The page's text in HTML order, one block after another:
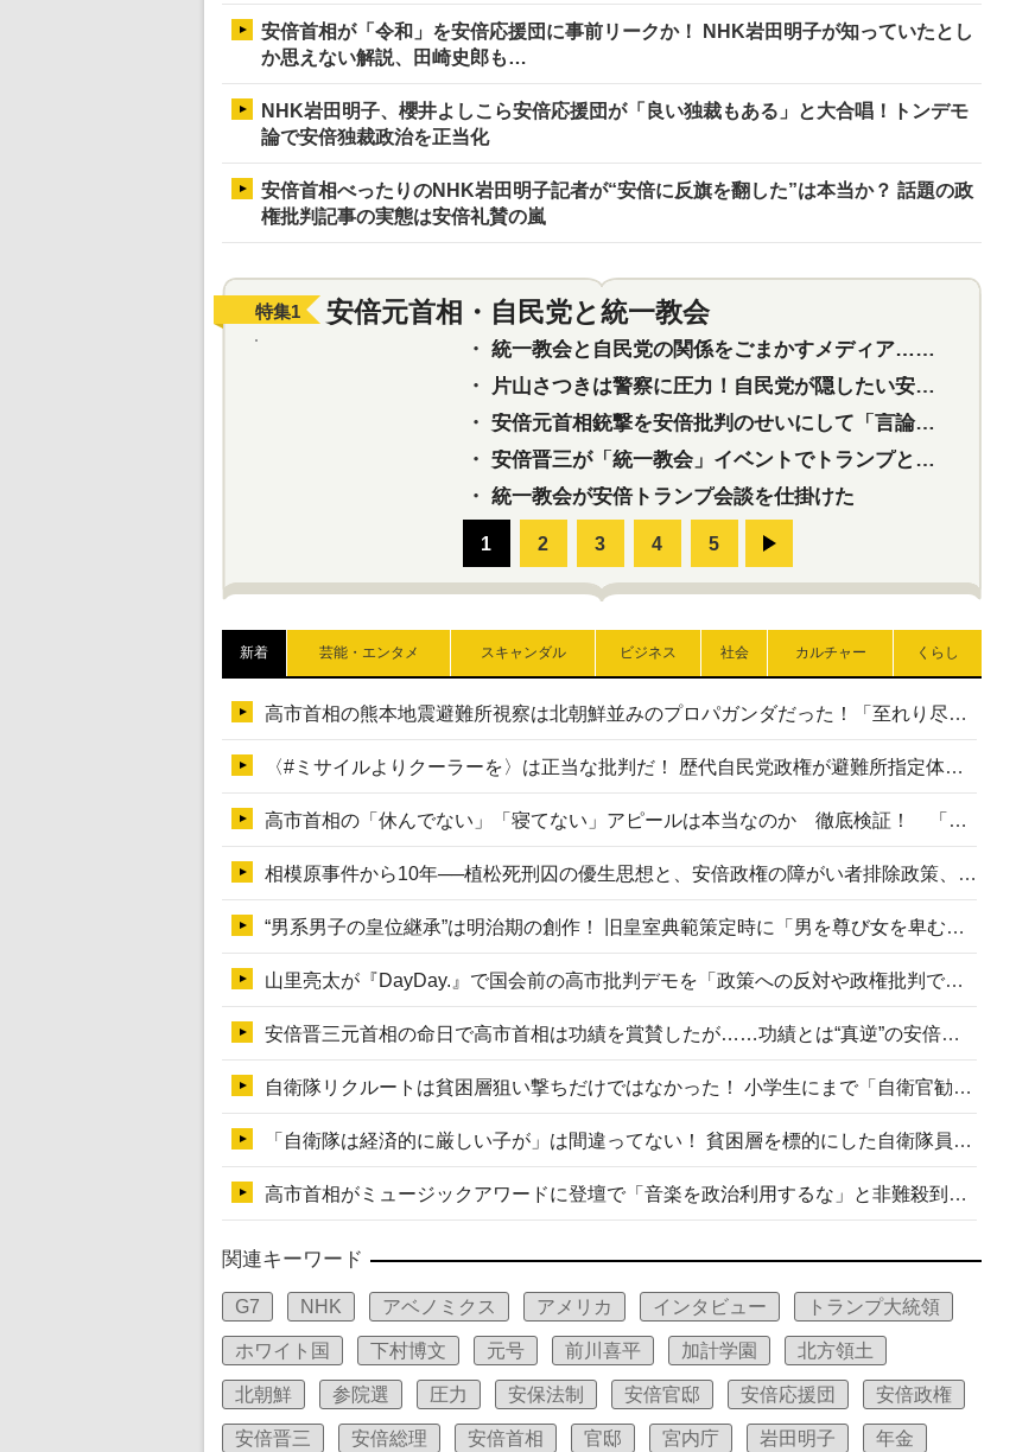
安倍首相が「令和」を安倍応援団に事前リークか！ NHK岩田明子が知っていたとし
か思えない解説、田崎史郎も…
NHK岩田明子、櫻井よしこら安倍応援団が「良い独裁もある」と大合唱！トンデモ
論で安倍独裁政治を正当化
安倍首相べったりのNHK岩田明子記者が“安倍に反旗を翻した”は本当か？ 話題の政
権批判記事の実態は安倍礼賛の嵐
特集1 安倍元首相・自民党と統一教会
・ 統一教会と自民党の関係をごまかすメディア…民放は有田芳生に発言自粛を要求
・
片山さつきは警察に圧力！自民党が隠したい安倍元首相と統一教会の深い関係
・ 安倍元首相銃撃を安倍批判のせいにして「言論封殺」に利用する自民党応援団
・ 安倍晋三が「統一教会」イベントでトランプと演説！同性婚や夫婦別姓を攻撃
・ 統一教会が安倍トランプ会談を仕掛けた
新着 芸能・エンタメ スキャンダル ビジネス 社会 カルチャー くらし
高市首相の熊本地震避難所視察は北朝鮮並みのプロパガンダだった！「至れり尽くせり」の選ばれた避難所の一方で実態は…
〈#ミサイルよりクーラーを〉は正当な批判だ！ 歴代自民党政権が避難所指定体育館へのエアコン設置を遅らせてきた客観的事実
高市首相の「休んでない」「寝てない」アピールは本当なのか 徹底検証！ 「資料読み込み」「アイロンがけ」も矛盾だらけ…
相模原事件から10年──植松死刑囚の優生思想と、安倍政権の障がい者排除政策、右派勢力の差別主義との関係を改めて問う
“男系男子の皇位継承”は明治期の創作！ 旧皇室典範策定時に「男を尊び女を卑むの慣習、人民の脳髄」とトンデモ論で女性天皇を否定
山里亮太が『DayDay.』で国会前の高市批判デモを「政策への反対や政権批判でない」と捻じ曲げ解説 デモ参加者から批判殺到
安倍晋三元首相の命日で高市首相は功績を賞賛したが……功績とは“真逆”の安倍元首相のトンデモ発言を振り返る
自衛隊リクルートは貧困層狙い撃ちだけではなかった！ 小学生にまで「自衛官勧誘」目的のパンフレット作成
「自衛隊は経済的に厳しい子が」は間違ってない！ 貧困層を標的にした自衛隊員募集、やす子、山上被告も…日本でも進む“経済的徴兵制”
高市首相がミュージックアワードに登壇で「音楽を政治利用するな」と非難殺到！ MAJの国策的本質を批判する声も
関連キーワード
G7 NHK アベノミクス アメリカ インタビュー トランプ大統領
ホワイト国 下村博文 元号 前川喜平 加計学園 北方領土
北朝鮮 参院選 圧力 安保法制 安倍官邸 安倍応援団 安倍政権
安倍晋三 安倍総理 安倍首相 官邸 宮内庁 岩田明子 年金